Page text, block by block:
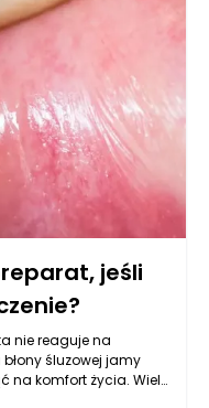
jeśli
nie reaguje na
śluzowej jamy
na komfort życia. Wiele